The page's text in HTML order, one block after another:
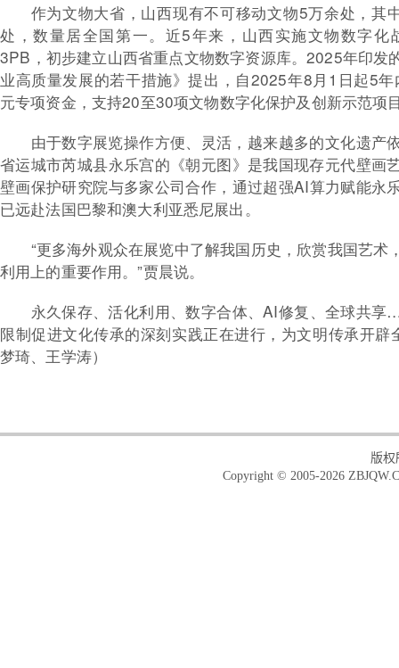
作为文物大省，山西现有不可移动文物5万余处，其
处，数量居全国第一。近5年来，山西实施文物数字化
3PB，初步建立山西省重点文物数字资源库。2025年印发
业高质量发展的若干措施》提出，自2025年8月1日起5
元专项资金，支持20至30项文物数字化保护及创新示范项
由于数字展览操作方便、灵活，越来越多的文化遗产
省运城市芮城县永乐宫的《朝元图》是我国现存元代壁画
壁画保护研究院与多家公司合作，通过超强AI算力赋能永
已远赴法国巴黎和澳大利亚悉尼展出。
“更多海外观众在展览中了解我国历史，欣赏我国艺术
利用上的重要作用。”贾晨说。
永久保存、活化利用、数字合体、AI修复、全球共
限制促进文化传承的深刻实践正在进行，为文明传承开
梦琦、王学涛）
版权
Copyright © 2005-2026